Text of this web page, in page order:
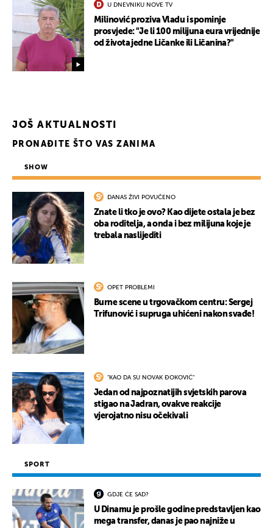
U DNEVNIKU NOVE TV
Milinović proziva Vladu i spominje
prosvjede: "Je li 100 milijuna eura vrijednije
od života jedne Ličanke ili Ličanina?"
JOŠ AKTUALNOSTI
PRONAĐITE ŠTO VAS ZANIMA
SHOW
DANAS ŽIVI POVUČENO
Znate li tko je ovo? Kao dijete ostala je bez
oba roditelja, a onda i bez milijuna koje je
trebala naslijediti
OPET PROBLEMI
Burne scene u trgovačkom centru: Sergej
Trifunović i supruga uhićeni nakon svađe!
"KAO DA SU NOVAK ĐOKOVIĆ"
Jedan od najpoznatijih svjetskih parova
stigao na Jadran, ovakve reakcije
vjerojatno nisu očekivali
SPORT
GDJE ĆE SAD?
U Dinamu je prošle godine predstavljen kao
mega transfer, danas je pao najniže u